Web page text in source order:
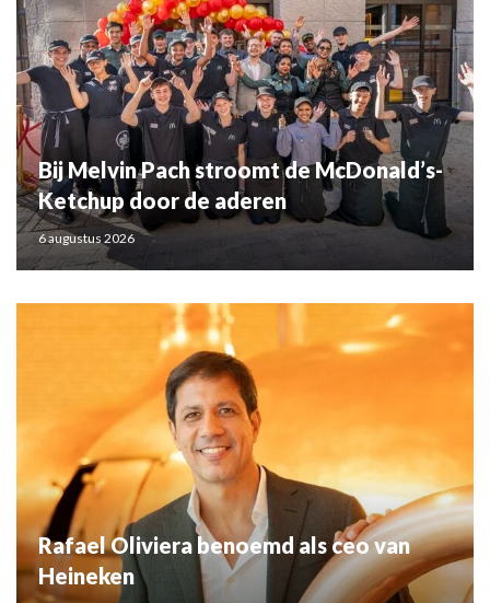
Bij Melvin Pach stroomt de McDonald’s-
Ketchup door de aderen
6 augustus 2026
Rafael Oliviera benoemd als ceo van
Heineken